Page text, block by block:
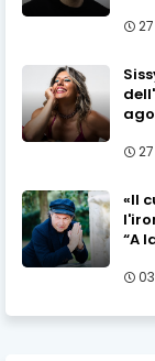
«Il
“A